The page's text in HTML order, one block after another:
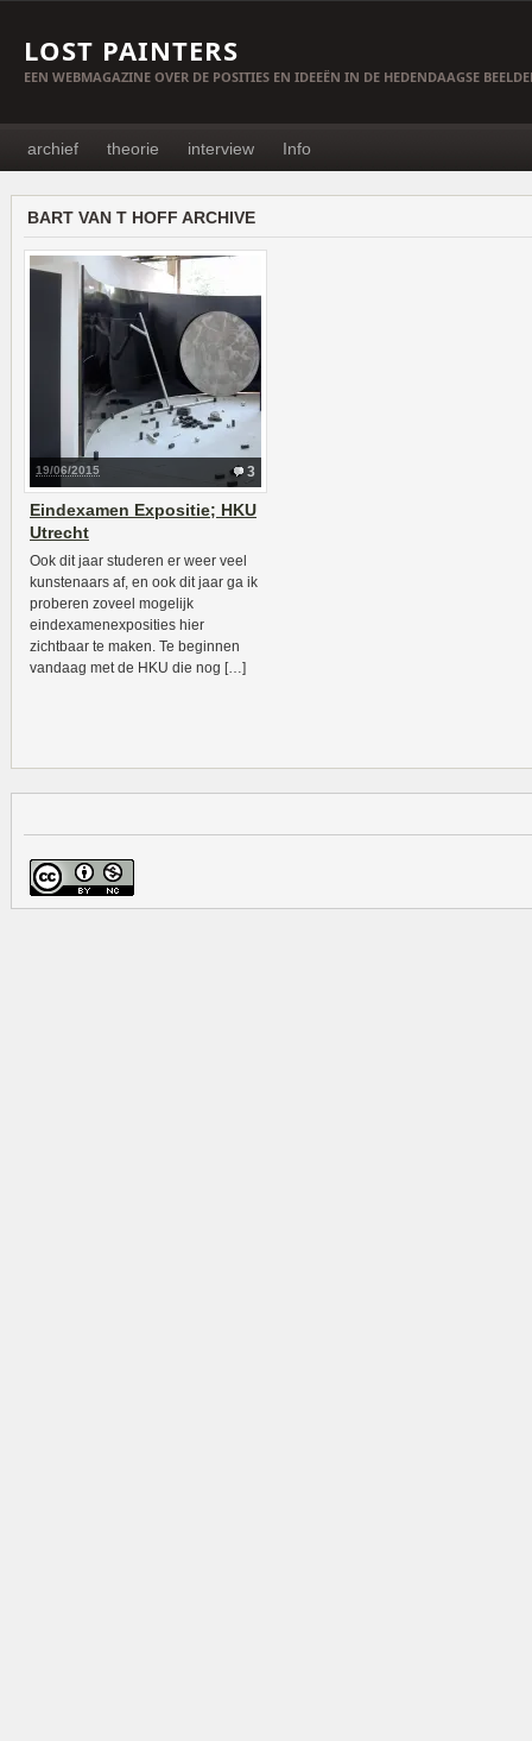
LOST PAINTERS
EEN WEBMAGAZINE OVER DE POSITIES EN IDEEËN IN DE HEDENDAAGSE
archief theorie interview Info
BART VAN T HOFF ARCHIVE
3
19/06/2015
Eindexamen Expositie; HKU
Utrecht
Ook dit jaar studeren er weer veel
kunstenaars af, en ook dit jaar ga ik
proberen zoveel mogelijk
eindexamenexposities hier
zichtbaar te maken. Te beginnen
vandaag met de HKU die nog […]